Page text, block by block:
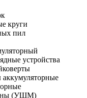
круги
пил
устройства
(УШМ)